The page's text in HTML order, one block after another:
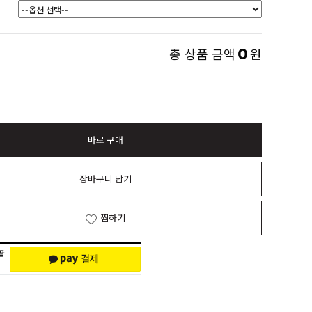
총 상품 금액 0원
바로 구매
장바구니 담기
찜하기